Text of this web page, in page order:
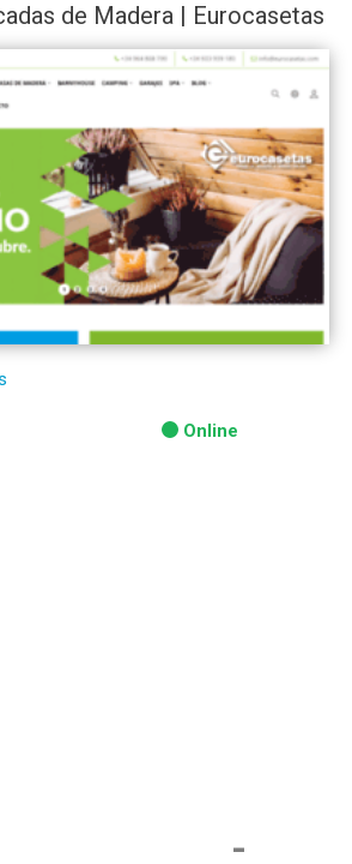
de Madera | Eurocasetas
Online
-